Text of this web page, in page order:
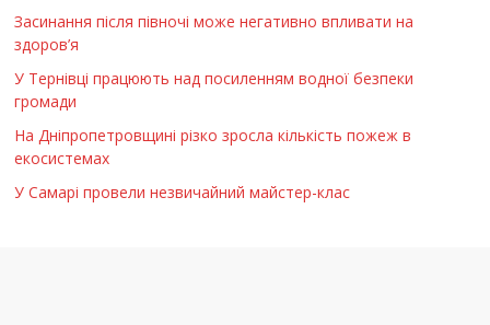
Засинання після півночі може негативно впливати на
здоров’я
У Тернівці працюють над посиленням водної безпеки
громади
На Дніпропетровщині різко зросла кількість пожеж в
екосистемах
У Самарі провели незвичайний майстер-клас